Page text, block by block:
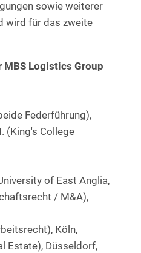
sowie weiterer
wird für das zweite
MBS Logistics Group
Federführung),
(King's College
of East Anglia,
/ M&A),
Köln,
Estate), Düsseldorf,